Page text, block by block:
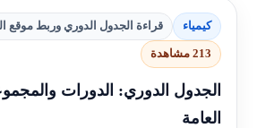
كيمياء قراءة الجدول الدوري وربط موقع
213 مشاهدة
الجدول الدوري: الدورات
العامة